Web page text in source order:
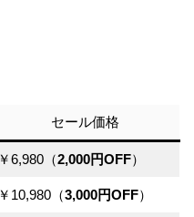
セール価格
￥6,980（2,000円OFF）
￥10,980（3,000円OFF）